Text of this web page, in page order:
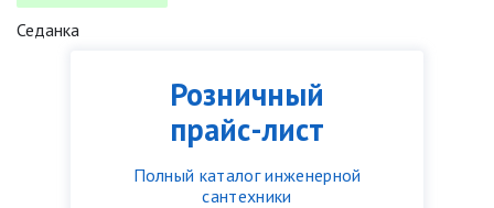
Розничный
прайс-лист
Полный каталог инженерной
сантехники
Седанка